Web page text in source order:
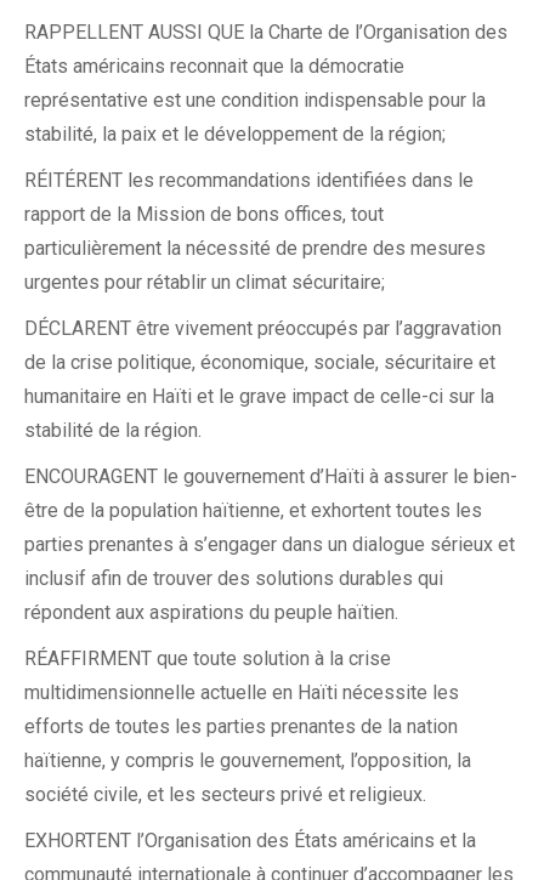
RAPPELLENT AUSSI QUE la Charte de l’Organisation des
États américains reconnait que la démocratie
représentative est une condition indispensable pour la
stabilité, la paix et le développement de la région;
RÉITÉRENT les recommandations identifiées dans le
rapport de la Mission de bons offices, tout
particulièrement la nécessité de prendre des mesures
urgentes pour rétablir un climat sécuritaire;
DÉCLARENT être vivement préoccupés par l’aggravation
de la crise politique, économique, sociale, sécuritaire et
humanitaire en Haïti et le grave impact de celle-ci sur la
stabilité de la région.
ENCOURAGENT le gouvernement d’Haïti à assurer le bien-
être de la population haïtienne, et exhortent toutes les
parties prenantes à s’engager dans un dialogue sérieux et
inclusif afin de trouver des solutions durables qui
répondent aux aspirations du peuple haïtien.
RÉAFFIRMENT que toute solution à la crise
multidimensionnelle actuelle en Haïti nécessite les
efforts de toutes les parties prenantes de la nation
haïtienne, y compris le gouvernement, l’opposition, la
société civile, et les secteurs privé et religieux.
EXHORTENT l’Organisation des États américains et la
communauté internationale à continuer d’accompagner les